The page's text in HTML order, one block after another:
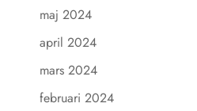
maj 2024
april 2024
mars 2024
februari 2024